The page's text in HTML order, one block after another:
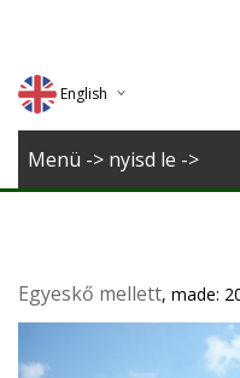
English
Deutsch
Menü -> nyisd le ->
Egyeskő mellett, made: